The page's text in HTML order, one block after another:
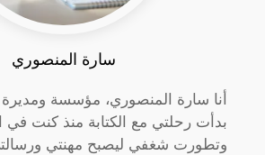
سارة المنصوري
أنا سارة المنصوري، مؤسسة
بدأت رحلتي مع الكتابة منذ كنت
وتطورت شغفي ليصبح مهنتي